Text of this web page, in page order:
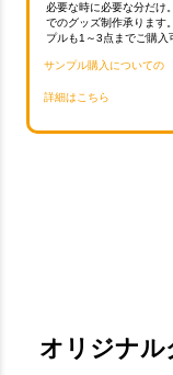
必要な時に必要な分だけ
でのグッズ制作承ります
プルも1～3点までご購入
サンプル購入についての
詳細はこちら
オリジナル